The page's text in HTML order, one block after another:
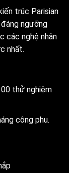
trúc Parisian
ngưỡng
các nghệ nhân
nhất.
thử nghiệm
công phu.